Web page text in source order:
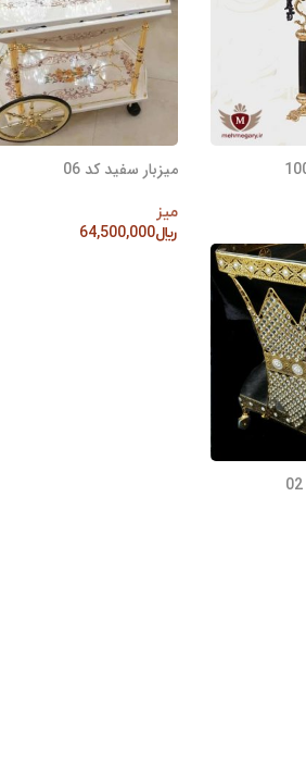
میزبار سفید کد 06
میز
﷼64,500,000